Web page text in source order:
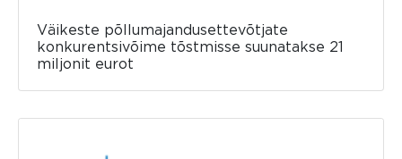
Väikeste põllumajandusettevõtjate
konkurentsivõime tõstmisse suunatakse 21
miljonit eurot